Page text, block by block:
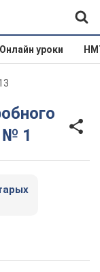
Онлайн уроки
№ 1